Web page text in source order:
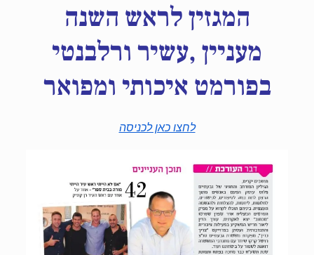
המגזין לראש השנה
מעניין ,עשיר ורלבנטי
בפורמט איכותי ומפואר
לחצו כאן לכניסה